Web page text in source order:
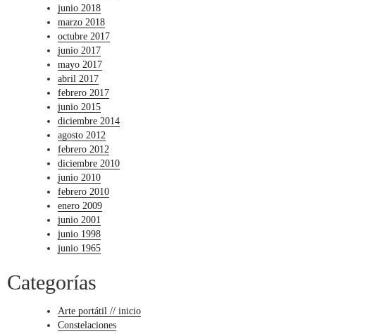
junio 2018
marzo 2018
octubre 2017
junio 2017
mayo 2017
abril 2017
febrero 2017
junio 2015
diciembre 2014
agosto 2012
febrero 2012
diciembre 2010
junio 2010
febrero 2010
enero 2009
junio 2001
junio 1998
junio 1965
Categorías
Arte portátil // inicio
Constelaciones